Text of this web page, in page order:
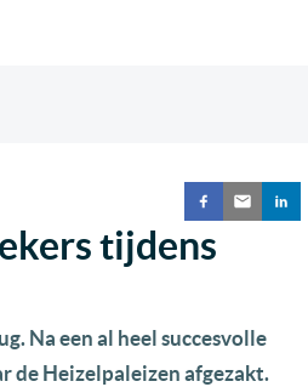
tijdens
Na een al heel succesvolle
de Heizelpaleizen afgezakt.